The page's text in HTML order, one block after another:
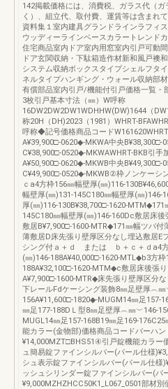
142掲載価格には、消費税、ガラス代（
く）、組立代、取付費、運賃等は含まれ
資料集１室内建具グランドラインラフィ
ウッディーラインベースカラートレンド
住宅商品室内ドア室内用窓室内引戸可動
ドア玄関収納・下駄箱造作材新和風戸襖
システム収納ボックスタイプシェルフタ
ネルタイプハンギング・ウォール収納部
有償部品室内引戸/機能付引戸価格一覧・
3枚引戸基本寸法（㎜）W呼称
16DW2DW2DW1WDHHW(DW)1644（
称20H（DH)2023（1981）WHRT-
呼称◆記号価格商品コード
A¥39,900□-0620◆-MKWA中央B¥38,300□-
C¥38,900□-0520◆-MKWAWHRT-BKB引手
A¥50,900□-0620◆-MKWB中央B¥49,300□-
C¥49,900□-0520◆-MKWB②枠ノンケー
ｃa4方枠156㎜幅壁厚(㎜)116-
幅壁厚(㎜)131-145C180㎜幅壁厚(㎜)146-
厚(㎜)116-130B¥38,700□-1620-MTM◆171
145C180㎜幅壁厚(㎜)146-160Dc敷居床
敷居B¥7,900□-1600-MTR◆171㎜幅ツバ付
薄敷居D床先張り壁厚区分なし埋込敷居E
シング付ａ＋ｄ または ｂ＋ｃ＋ｄa4
(㎜)146-188A¥40,000□-1620-MTL◆b3方
188A¥32,100□-1620-MTM◆c敷居床後張
A¥7,900□-1600-MTR◆床先張り壁厚区分な
下レールFdケーシング装飾8㎜足壁厚︵㎜
156A¥11,600□-1820◆-MUGM14㎜足157-
㎜足177-188DＬ型8㎜足壁厚︵㎜︶146-
MUGL14㎜足157-168B19㎜足169-
能カラー(金物部)価格商品コードバーハ
¥14,000MZT□BHS51④引戸錠機能カラー
ュ簡易錠ファインシルバー(パール仕様
シュ表示錠ファインシルバー(パール仕様
ッシュシリンダー錠ファインシルバー(パ
¥9,000MZHZHCC50K1_L067_0501部材別